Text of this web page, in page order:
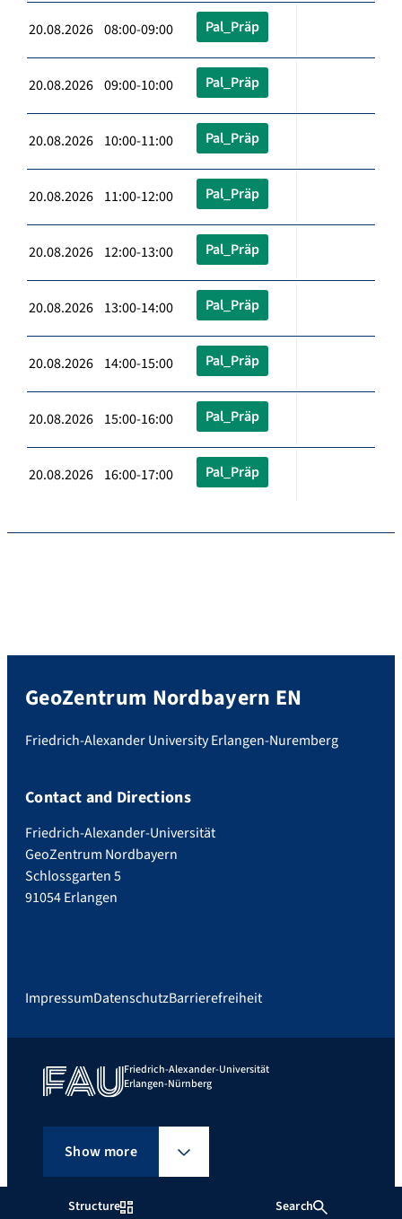
Structure Search
20.08.2026 08:00-09:00 Pal_Präp
20.08.2026 09:00-10:00 Pal_Präp
20.08.2026 10:00-11:00 Pal_Präp
20.08.2026 11:00-12:00 Pal_Präp
20.08.2026 12:00-13:00 Pal_Präp
20.08.2026 13:00-14:00 Pal_Präp
20.08.2026 14:00-15:00 Pal_Präp
20.08.2026 15:00-16:00 Pal_Präp
20.08.2026 16:00-17:00 Pal_Präp
GeoZentrum Nordbayern EN
Friedrich-Alexander University Erlangen-Nuremberg
Contact and Directions
Friedrich-Alexander-Universität
GeoZentrum Nordbayern
Schlossgarten 5
91054 Erlangen
ImpressumDatenschutzBarrierefreiheit
Friedrich-Alexander-Universität
Erlangen-Nürnberg
Show more